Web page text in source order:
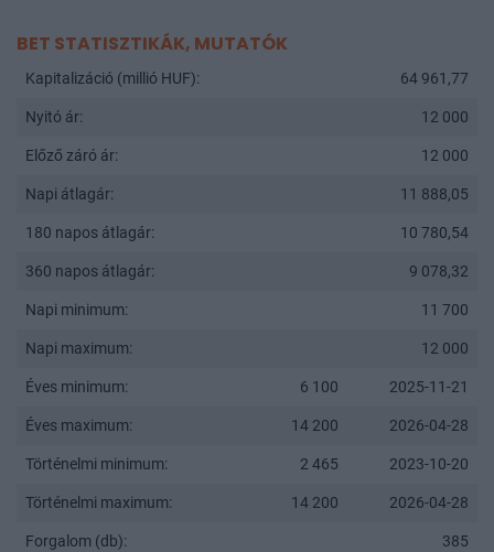
BET STATISZTIKÁK, MUTATÓK
Kapitalizáció (millió HUF): 64 961,77
Nyitó ár: 12 000
Előző záró ár: 12 000
Napi átlagár: 11 888,05
180 napos átlagár: 10 780,54
360 napos átlagár: 9 078,32
Napi minimum: 11 700
Napi maximum: 12 000
Éves minimum: 6 100 2025-11-21
Éves maximum: 14 200 2026-04-28
Történelmi minimum: 2 465 2023-10-20
Történelmi maximum: 14 200 2026-04-28
Forgalom (db): 385